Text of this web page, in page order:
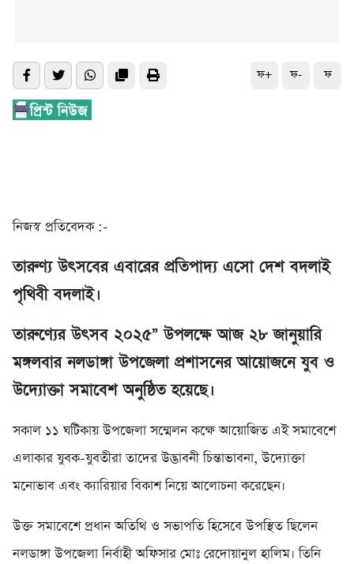
ফ+ ফ- ফ
নিজস্ব প্রতিবেদক :-
তারুণ্য উৎসবের এবারের প্রতিপাদ্য এসো দেশ বদলাই
পৃথিবী বদলাই।
তারুণ্যের উৎসব ২০২৫” উপলক্ষে আজ ২৮ জানুয়ারি
মঙ্গলবার নলডাঙ্গা উপজেলা প্রশাসনের আয়োজনে যুব ও
উদ্যোক্তা সমাবেশ অনুষ্ঠিত হয়েছে।
সকাল ১১ ঘটিকায় উপজেলা সম্মেলন কক্ষে আয়োজিত এই সমাবেশে
এলাকার যুবক-যুবতীরা তাদের উদ্ভাবনী চিন্তাভাবনা, উদ্যোক্তা
মনোভাব এবং ক্যারিয়ার বিকাশ নিয়ে আলোচনা করেছেন।
উক্ত সমাবেশে প্রধান অতিথি ও সভাপতি হিসেবে উপস্থিত ছিলেন
নলডাঙ্গা উপজেলা নির্বাহী অফিসার মোঃ রেদোয়ানুল হালিম। তিনি